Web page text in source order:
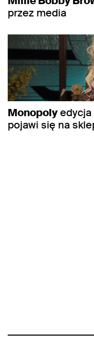
przez media
Monopolyedycja
pojawi się na